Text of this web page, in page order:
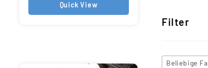
Quick View
Filter
Beliebige